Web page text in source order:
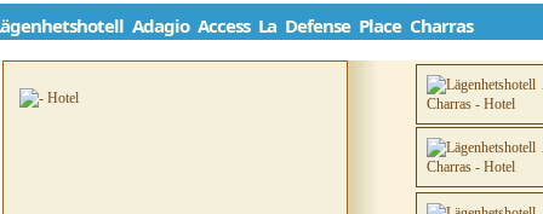
Adagio Access La Defense Place Charras